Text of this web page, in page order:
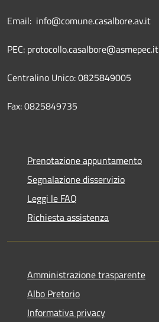
Email: info@comune.casalbore.av.it
PEC: protocollo.casalbore@asmepec.it
Centralino Unico: 0825849005
Fax: 0825849735
Prenotazione appuntamento
Segnalazione disservizio
Leggi le FAQ
Richiesta assistenza
Amministrazione trasparente
Albo Pretorio
Informativa privacy